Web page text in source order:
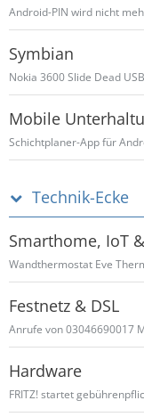
Android-PIN wird nicht
Symbian
Nokia 3600 Slide Dead
Mobile
Schichtplaner-App für
Technik-Ecke
Smarthome, IoT
Wandthermostat Eve
Festnetz & DSL
Hardware
FRITZ! startet